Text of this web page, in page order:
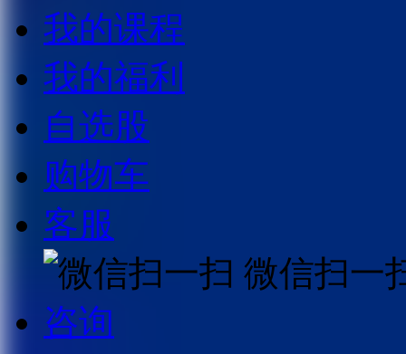
我的课程
我的福利
自选股
购物车
客服
微信扫一
咨询